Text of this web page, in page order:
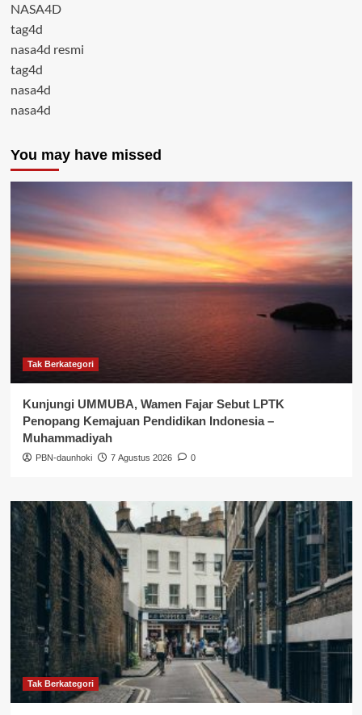
NASA4D
tag4d
nasa4d resmi
tag4d
nasa4d
nasa4d
You may have missed
Tak Berkategori
Kunjungi UMMUBA, Wamen Fajar Sebut LPTK
Penopang Kemajuan Pendidikan Indonesia –
Muhammadiyah
PBN-daunhoki 7 Agustus 2026 0
Tak Berkategori